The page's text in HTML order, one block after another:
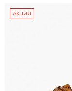
АКЦИЯ